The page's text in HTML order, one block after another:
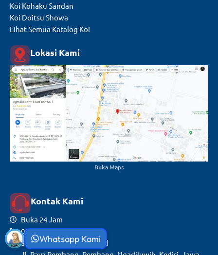
Koi Kohaku Sandan
Koi Doitsu Showa
Lihat Semua Katalog Koi
Lokasi Kami
Buka Maps
Kontak Kami
Buka 24 Jam
085335078356
admin@agrokoifarm.co.id
Whatsapp Kami